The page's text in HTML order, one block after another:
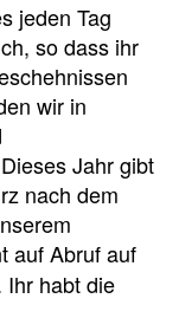
jeden Tag
so dass ihr
wir in
Jahr gibt
nach dem
auf Abruf auf
Ihr habt die